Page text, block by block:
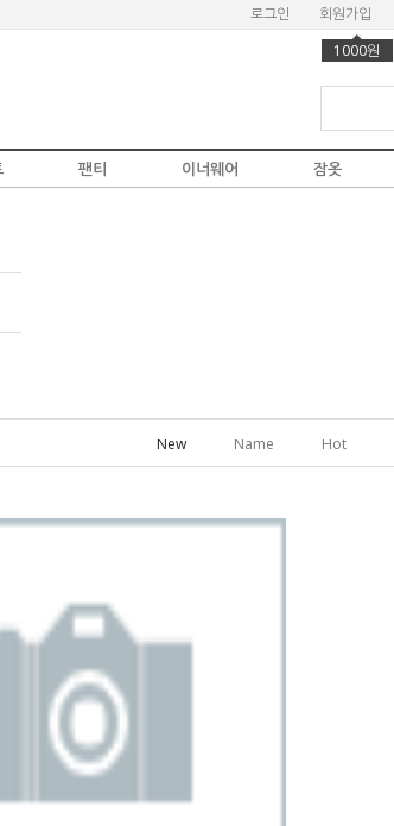
로그인
회원가입
1000원
팬티 이너웨어 잠옷
New Name Hot